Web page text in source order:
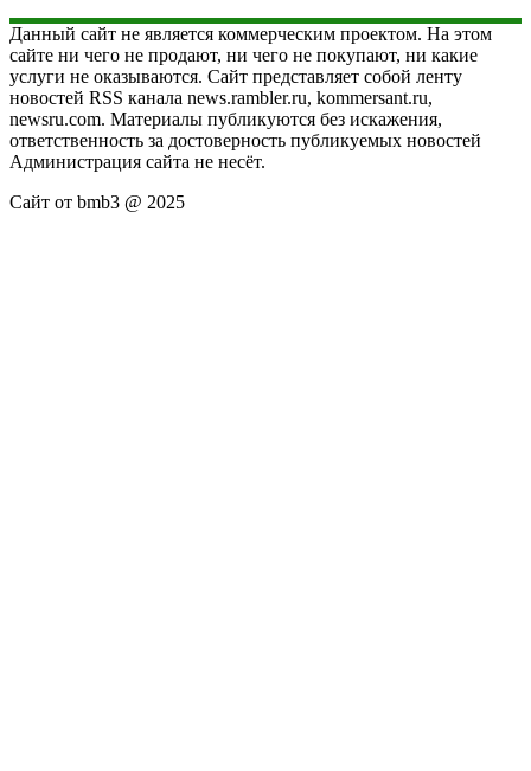
Данный сайт не является коммерческим проектом. На этом
сайте ни чего не продают, ни чего не покупают, ни какие
услуги не оказываются. Сайт представляет собой ленту
новостей RSS канала news.rambler.ru, kommersant.ru,
newsru.com. Материалы публикуются без искажения,
ответственность за достоверность публикуемых новостей
Администрация сайта не несёт.
Сайт от bmb3 @ 2025